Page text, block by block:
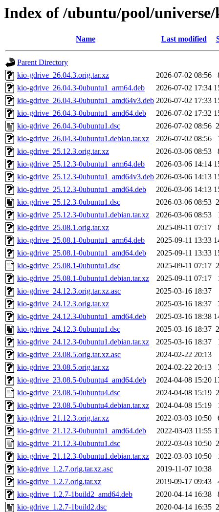
Index of /ubuntu/pool/
Name Last modified
Parent Directory
kio-gdrive_26.04.3.orig.tar.xz
2026-07-02 08:56
kio-gdrive_26.04.3-0ubuntu1_arm64.deb
2026-07-02 17:34
kio-gdrive_26.04.3-0ubuntu1_amd64v3.deb 2026-07-02 17:33
kio-gdrive_26.04.3-0ubuntu1_amd64.deb
2026-07-02 17:32
kio-gdrive_26.04.3-0ubuntu1.dsc
2026-07-02 08:56
kio-gdrive_26.04.3-0ubuntu1.debian.tar.xz
2026-07-02 08:56
kio-gdrive_25.12.3.orig.tar.xz
2026-03-06 08:53
kio-gdrive_25.12.3-0ubuntu1_arm64.deb
2026-03-06 14:14
kio-gdrive_25.12.3-0ubuntu1_amd64v3.deb 2026-03-06 14:13
kio-gdrive_25.12.3-0ubuntu1_amd64.deb
2026-03-06 14:13
kio-gdrive_25.12.3-0ubuntu1.dsc
2026-03-06 08:53
kio-gdrive_25.12.3-0ubuntu1.debian.tar.xz
2026-03-06 08:53
kio-gdrive_25.08.1.orig.tar.xz
2025-09-11 07:17
kio-gdrive_25.08.1-0ubuntu1_arm64.deb
2025-09-11 13:33
kio-gdrive_25.08.1-0ubuntu1_amd64.deb
2025-09-11 13:33
kio-gdrive_25.08.1-0ubuntu1.dsc
2025-09-11 07:17
kio-gdrive_25.08.1-0ubuntu1.debian.tar.xz
2025-09-11 07:17
kio-gdrive_24.12.3.orig.tar.xz.asc
2025-03-16 18:37
kio-gdrive_24.12.3.orig.tar.xz
2025-03-16 18:37
kio-gdrive_24.12.3-0ubuntu1_amd64.deb
2025-03-16 18:38
kio-gdrive_24.12.3-0ubuntu1.dsc
2025-03-16 18:37
kio-gdrive_24.12.3-0ubuntu1.debian.tar.xz
2025-03-16 18:37
kio-gdrive_23.08.5.orig.tar.xz.asc
2024-02-22 20:13
kio-gdrive_23.08.5.orig.tar.xz
2024-02-22 20:13
kio-gdrive_23.08.5-0ubuntu4_amd64.deb
2024-04-08 15:20
kio-gdrive_23.08.5-0ubuntu4.dsc
2024-04-08 15:19
kio-gdrive_23.08.5-0ubuntu4.debian.tar.xz
2024-04-08 15:19
kio-gdrive_21.12.3.orig.tar.xz
2022-03-03 10:50
kio-gdrive_21.12.3-0ubuntu1_amd64.deb
2022-03-03 11:55
kio-gdrive_21.12.3-0ubuntu1.dsc
2022-03-03 10:50
kio-gdrive_21.12.3-0ubuntu1.debian.tar.xz
2022-03-03 10:50
kio-gdrive_1.2.7.orig.tar.xz.asc
2019-11-07 10:38
kio-gdrive_1.2.7.orig.tar.xz
2019-09-17 09:43
kio-gdrive_1.2.7-1build2_amd64.deb
2020-04-14 16:38
kio-gdrive_1.2.7-1build2.dsc
2020-04-14 16:35